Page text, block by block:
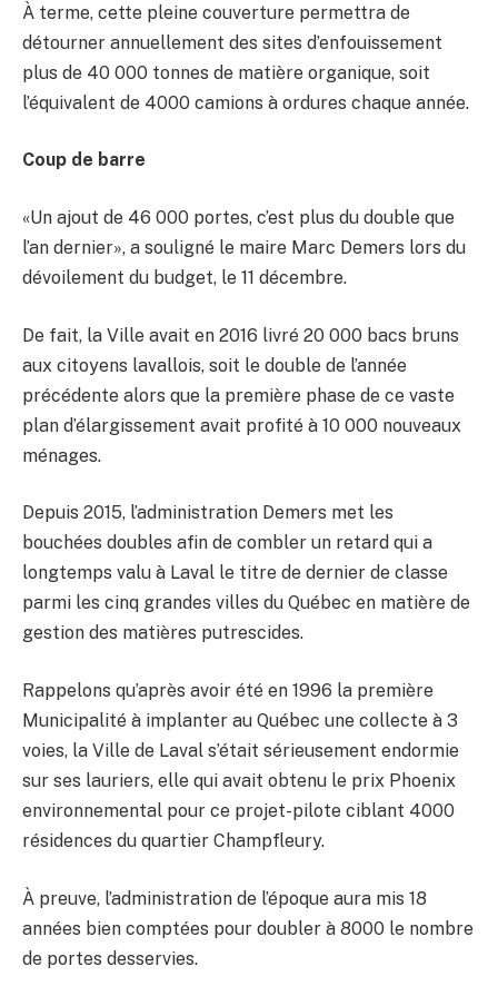
À terme, cette pleine couverture permettra de
détourner annuellement des sites d’enfouissement
plus de 40 000 tonnes de matière organique, soit
l’équivalent de 4000 camions à ordures chaque année.
Coup de barre
«Un ajout de 46 000 portes, c’est plus du double que
l’an dernier», a souligné le maire Marc Demers lors du
dévoilement du budget, le 11 décembre.
De fait, la Ville avait en 2016 livré 20 000 bacs bruns
aux citoyens lavallois, soit le double de l’année
précédente alors que la première phase de ce vaste
plan d’élargissement avait profité à 10 000 nouveaux
ménages.
Depuis 2015, l’administration Demers met les
bouchées doubles afin de combler un retard qui a
longtemps valu à Laval le titre de dernier de classe
parmi les cinq grandes villes du Québec en matière de
gestion des matières putrescides.
Rappelons qu’après avoir été en 1996 la première
Municipalité à implanter au Québec une collecte à 3
voies, la Ville de Laval s’était sérieusement endormie
sur ses lauriers, elle qui avait obtenu le prix Phoenix
environnemental pour ce projet-pilote ciblant 4000
résidences du quartier Champfleury.
À preuve, l’administration de l’époque aura mis 18
années bien comptées pour doubler à 8000 le nombre
de portes desservies.